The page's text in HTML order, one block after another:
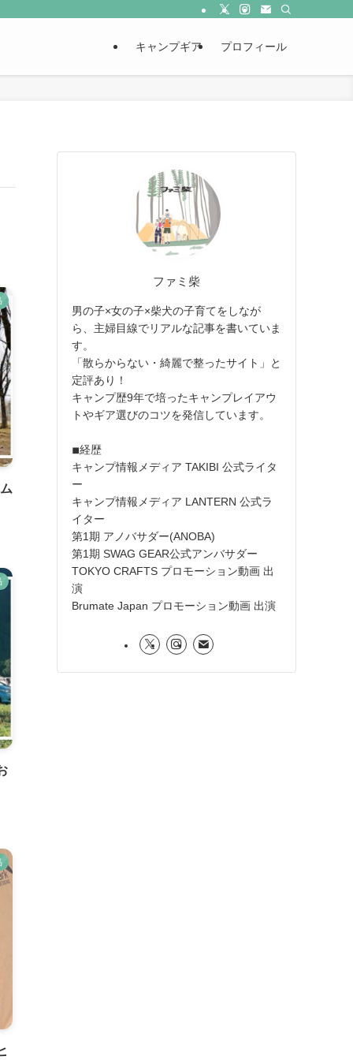
キャンプギア プロフィール
ファミ柴
男の子×女の子×柴犬の子育てをしなが
ら、主婦目線でリアルな記事を書いていま
す。
「散らからない・綺麗で整ったサイト」と
定評あり！
キャンプ歴9年で培ったキャンプレイアウ
トやギア選びのコツを発信しています。
◾︎経歴
キャンプ情報メディア TAKIBI 公式ライタ
ー
キャンプ情報メディア LANTERN 公式ラ
イター
第1期 アノバサダー(ANOBA)
第1期 SWAG GEAR公式アンバサダー
TOKYO CRAFTS プロモーション動画 出
演
Brumate Japan プロモーション動画 出演